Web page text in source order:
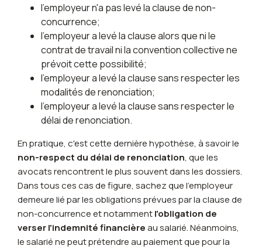
l'employeur n'a pas levé la clause de non-
concurrence;
l'employeur a levé la clause alors que ni le
contrat de travail ni la convention collective ne
prévoit cette possibilité;
l'employeur a levé la clause sans respecter les
modalités de renonciation;
l'employeur a levé la clause sans respecter le
délai de renonciation.
En pratique, c'est cette dernière hypothèse, à savoir le
non-respect du délai de renonciation, que les
avocats rencontrent le plus souvent dans les dossiers.
Dans tous ces cas de figure, sachez que l'employeur
demeure lié par les obligations prévues par la clause de
non-concurrence et notammentl'obligation de
verser l'indemnité financièreau salarié. Néanmoins,
le salarié ne peut prétendre au paiement que pour la